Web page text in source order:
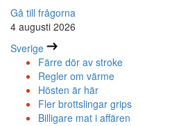
Gå till frågorna
4 augusti 2026
Sverige
Färre dör av stroke
Regler om värme
Hösten är här
Fler brottslingar grips
Billigare mat i affären